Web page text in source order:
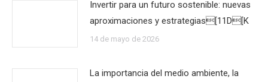
Invertir para un futuro sostenible: nuevas
aproximaciones y estrategias[11D[K
14 de mayo de 2026
La importancia del medio ambiente, la